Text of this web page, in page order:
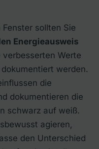
sollten Sie
Energieausweis
verbesserten Werte
werden.
die
dokumentieren die
schwarz auf weiß.
agieren,
den Unterschied